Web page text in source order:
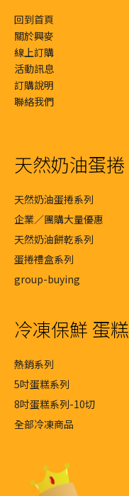
回到首頁
關於興麥
線上訂購
活動訊息
訂購說明
聯絡我們
天然奶油蛋捲
天然奶油蛋捲系列
企業／團購大量優惠
天然奶油餅乾系列
蛋捲禮盒系列
group-buying
冷凍保鮮 蛋糕
熱銷系列
5吋蛋糕系列
8吋蛋糕系列-10切
全部冷凍商品